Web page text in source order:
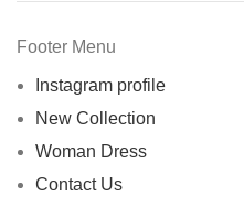
Footer Menu
Instagram profile
New Collection
Woman Dress
Contact Us